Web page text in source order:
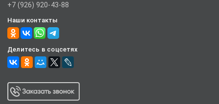
+7 (926) 920-43-88
Наши контакты
Делитесь в соцсетях